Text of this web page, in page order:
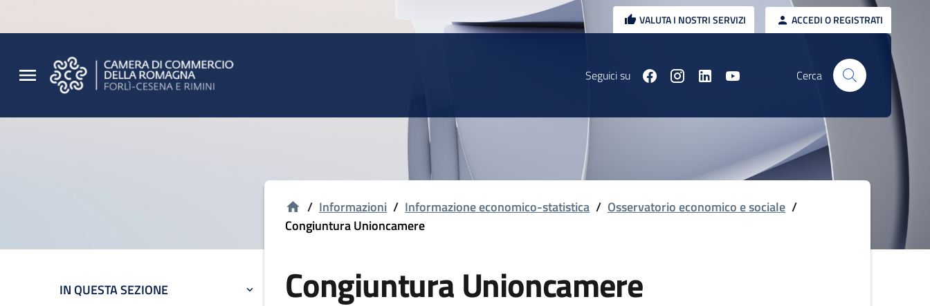
VALUTA I NOSTRI SERVIZI ACCEDI O REGISTRATI
Seguici su Cerca
IN QUESTA SEZIONE
/ Informazioni / Informazione economico-statistica / Osservatorio economico e sociale /
Congiuntura Unioncamere
Congiuntura Unioncamere